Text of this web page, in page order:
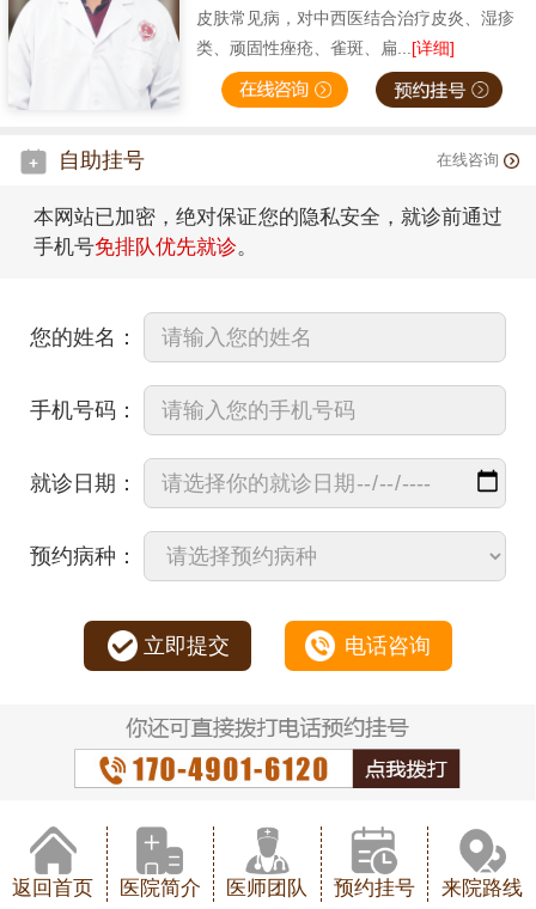
皮肤常见病，对中西医结合治疗皮炎、湿疹
类、顽固性痤疮、雀斑、扁...[详细]
自助挂号 在线咨询
本网站已加密，绝对保证您的隐私安全，就诊前通过
手机号免排队优先就诊。
您的姓名：
手机号码：
就诊日期：
预约病种：
立即提交 电话咨询
返回首页 医院简介 医师团队 预约挂号 来院路线